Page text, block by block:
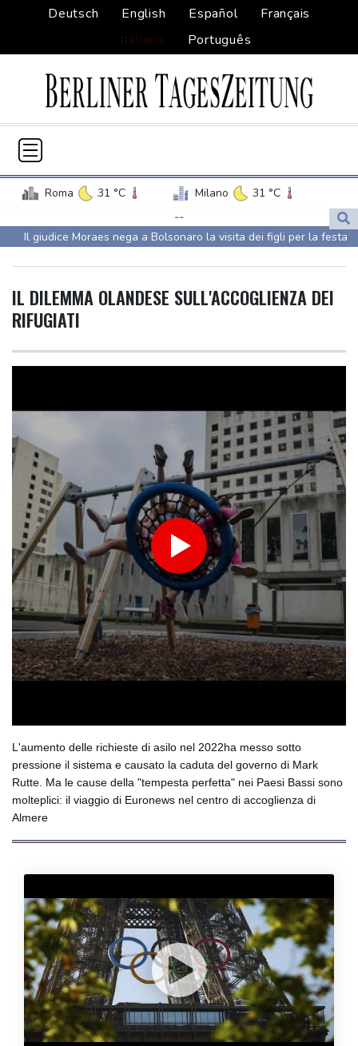
Deutsch English Español
Français
Italiano
Português
Roma 31 °C Milano
31 °C
Napoli
28 °C
--
Il giudice Moraes nega a Bolsonaro la visita dei figli per la festa
del papà
Quattro morti in un incidente d'elicottero a Rio, tre sono turiste
colombiane
Quattro morti in un incidente d'elicottero a Rio, tre sono turiste
Per 80 milioni di persone negli Usa il weekend sarà umido come
l'Amazzonia
Per 80 milioni di persone negli Usa il weekend sarà umido come
l'Amazzonia
Tennis: Montreal, Darderi si qualifica per i quarti
Media iraniano diffonde un video di Khamenei, ma è senza data
Media iraniano diffonde un video di Khamenei, ma è senza data
Con la Gustav Mahler arrivati al Verdi di Pordenone 112 giovani
musicisti
IL DILEMMA OLANDESE SULL'ACCOGLIENZA DEI
RIFUGIATI
L'aumento delle richieste di asilo nel 2022ha messo sotto
pressione il sistema e causato la caduta del governo di Mark
Rutte. Ma le cause della "tempesta perfetta" nei Paesi Bassi sono
molteplici: il viaggio di Euronews nel centro di accoglienza di
Almere